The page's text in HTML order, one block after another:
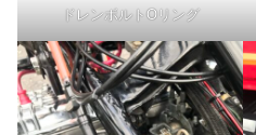
ドレンボルトOリング